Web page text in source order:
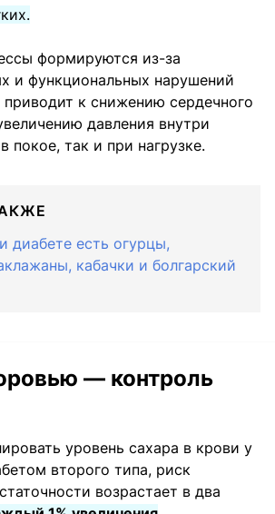
формируются из-за
и функциональных нарушений
приводит к снижению сердечного
давления внутри
покое, так и при нагрузке.
диабете есть огурцы,
кабачки и болгарский
— контроль
уровень сахара в крови у
второго типа, риск
возрастает в два